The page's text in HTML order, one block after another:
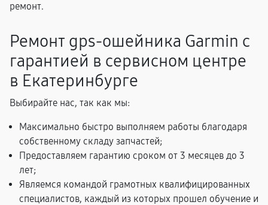
ремонт.
Ремонт gps-ошейника Garmin с
гарантией в сервисном центре
в Екатеринбурге
Выбирайте нас, так как мы:
Максимально быстро выполняем работы благодаря
собственному складу запчастей;
Предоставляем гарантию сроком от 3 месяцев до 3
лет;
Являемся командой грамотных квалифицированных
специалистов, каждый из которых прошел обучение и